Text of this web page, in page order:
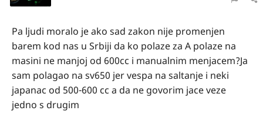
Pa ljudi moralo je ako sad zakon nije promenjen
barem kod nas u Srbiji da ko polaze za A polaze na
masini ne manjoj od 600cc i manualnim menjacem?Ja
sam polagao na sv650 jer vespa na saltanje i neki
japanac od 500-600 cc a da ne govorim jace veze
jedno s drugim